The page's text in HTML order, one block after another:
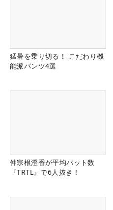
猛暑を乗り切る！ こだわり機
能派パンツ4選
仲宗根澄香が平均パット数
『TRTL』で6人抜き！